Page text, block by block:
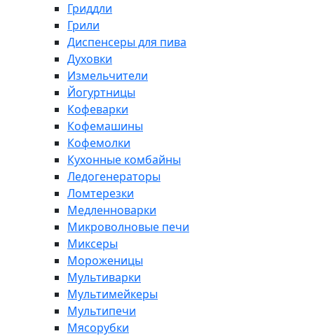
Гриддли
Грили
Диспенсеры для пива
Духовки
Измельчители
Йогуртницы
Кофеварки
Кофемашины
Кофемолки
Кухонные комбайны
Ледогенераторы
Ломтерезки
Медленноварки
Микроволновые печи
Миксеры
Мороженицы
Мультиварки
Мультимейкеры
Мультипечи
Мясорубки